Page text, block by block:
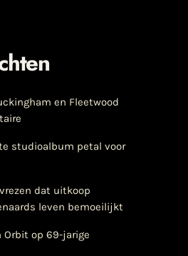
en Fleetwood
studioalbum petal voor
dat uitkoop
leven bemoeilijkt
op 69-jarige